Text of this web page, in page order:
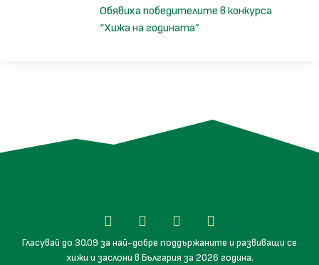
Обявиха победителите в конкурса
“Хижа на годината”
Гласувай до 30.09 за най-добре поддържаните и развиващи се
хижи и заслони в България за 2026 година.